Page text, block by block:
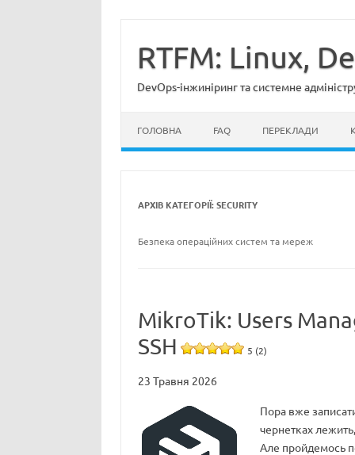
вмістуRTFM: Linux,
DevOps-інжиніринг та системне
ГОЛОВНА FAQ ПЕРЕКЛАДИ
АРХІВ КАТЕГОРІЇ:SECURITY
Безпека операційних систем та мереж
MikroTik: Users
SSH
5 (2)
23 Травня 2026
Пора вже
чернетках
Але пройдемось